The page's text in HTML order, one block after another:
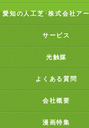
サービス
光触媒
よくある質問
会社概要
漫画特集